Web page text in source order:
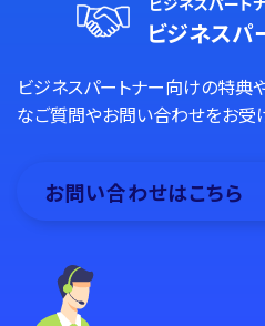
ビジネスパ
ビジネスパートナー向けの特典
なご質問やお問い合わせをお受
お問い合わせはこちら